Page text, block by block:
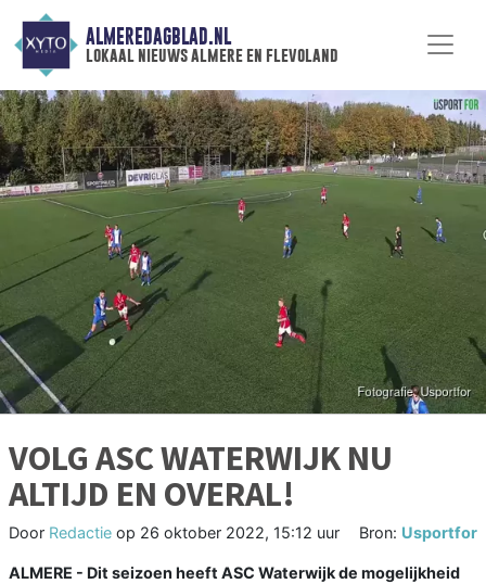
ALMEREDAGBLAD.NL
lokaal nieuws almere en flevoland
VOLG ASC WATERWIJK NU
ALTIJD EN OVERAL!
Door Redactie op 26 oktober 2022, 15:12 uur Bron: Usportfor
ALMERE - Dit seizoen heeft ASC Waterwijk de mogelijkheid